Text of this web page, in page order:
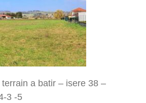
a batir – isere 38 –
3 -5